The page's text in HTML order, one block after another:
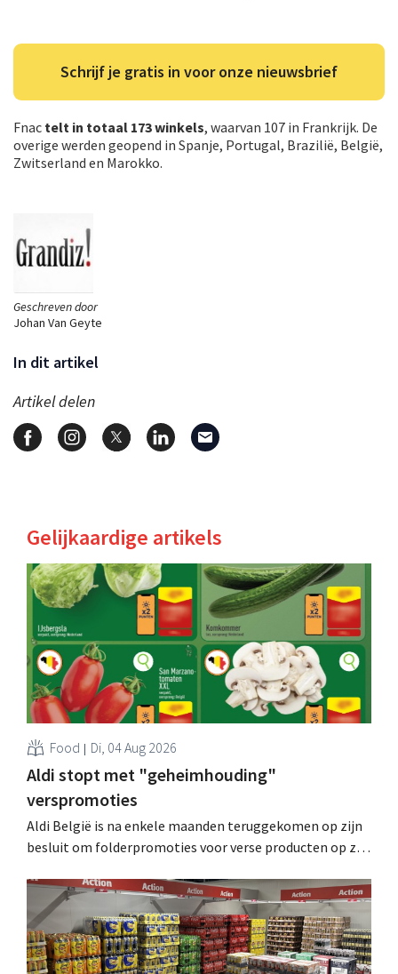
Geschreven door
Johan Van Geyte
In dit artikel
Artikel delen
Schrijf je gratis in voor onze nieuwsbrief
Fnac telt in totaal 173 winkels, waarvan 107 in Frankrijk. De
overige werden geopend in Spanje, Portugal, Brazilië, België,
Zwitserland en Marokko.
Gelijkaardige artikels
Food Di, 04 Aug 2026
Aldi stopt met "geheimhouding"
verspromoties
Aldi België is na enkele maanden teruggekomen op zijn
besluit om folderpromoties voor verse producten op zijn
werking treden: "Onze klanten willen goed
geïnformeerd worden." .